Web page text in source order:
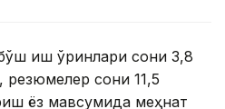
иш ўринлари сони 3,8
резюмелер сони 11,5
ёз мавсумида меҳнат